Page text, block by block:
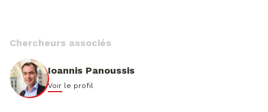
Chercheurs associés
Ioannis Panoussis
Voir le profil